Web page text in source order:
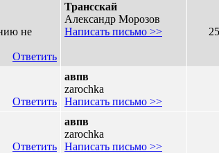
не
Ответить
Трансскай
Александр Морозов
Написать письмо >>
Ответить
авпв
zarochka
Написать письмо >>
Ответить
авпв
zarochka
Написать письмо >>